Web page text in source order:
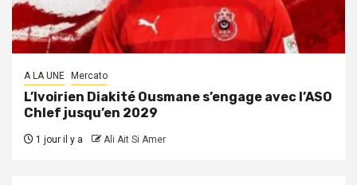
A LA UNE Mercato
L’Ivoirien Diakité Ousmane s’engage avec l’ASO
Chlef jusqu’en 2029
1 jour il y a Ali Ait Si Amer